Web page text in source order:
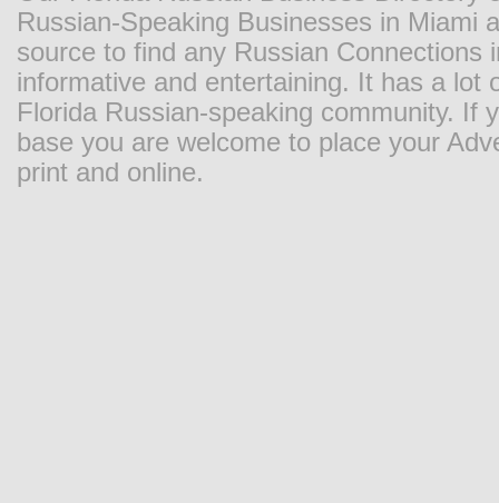
Russian-Speaking Businesses in Miami
source to find any Russian
informative and entertaining. It has a
Florida Russian-speaking community. If
base you are welcome to place your
print and online.